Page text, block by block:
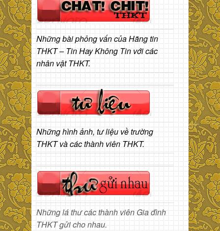
Những bài phỏng vấn của Hãng tin
THKT – Tin Hay Không Tin với các
nhân vật THKT.
Những hình ảnh, tư liệu về trường
THKT và các thành viên THKT.
Những lá thư các thành viên Gia đình
THKT gửi cho nhau.